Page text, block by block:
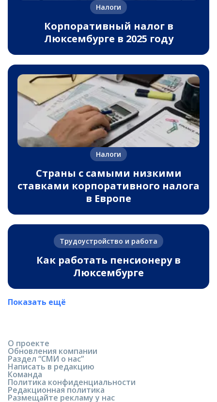
Налоги
Корпоративный налог в
Люксембурге в 2025 году
Налоги
Страны с самыми низкими
ставками корпоративного налога
в Европе
Трудоустройство и работа
Как работать пенсионеру в
Люксембурге
Показать ещё
О проекте
Обновления компании
Раздел “СМИ о нас”
Написать в редакцию
Команда
Политика конфиденциальности
Редакционная политика
Размещайте рекламу у нас